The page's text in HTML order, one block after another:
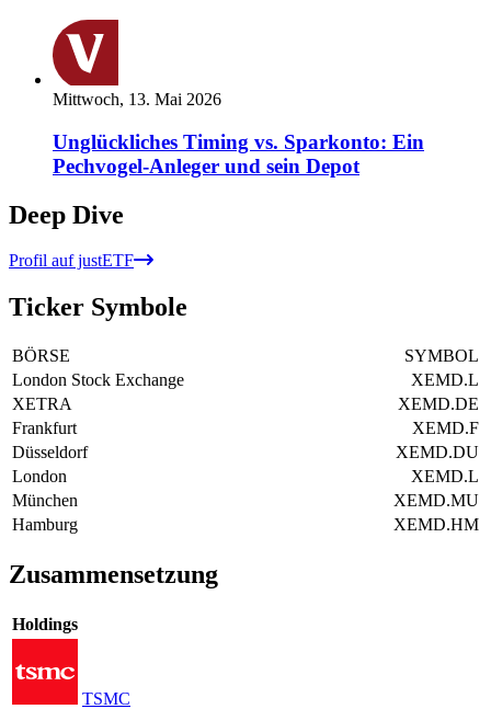
Mittwoch, 13. Mai 2026
Unglückliches Timing vs. Sparkonto: Ein
Pechvogel-Anleger und sein Depot
Deep Dive
Profil auf justETF
Ticker Symbole
BÖRSE
SYMBOL
London Stock Exchange
XEMD.L
XETRA
XEMD.DE
Frankfurt
XEMD.F
Düsseldorf
XEMD.DU
London
XEMD.L
München
XEMD.MU
Hamburg
XEMD.HM
Zusammensetzung
Holdings
TSMC